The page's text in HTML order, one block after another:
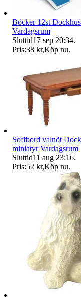
Böcker 12st
Vardagsrum
Sluttid17 sep 20:34.
Pris:38 kr,Köp nu.
Soffbord valnöt
miniatyr Vardagsrum
Sluttid11 aug 23:16.
Pris:52 kr,Köp nu.